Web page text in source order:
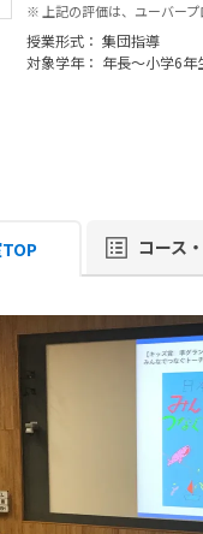
※ 上記の評価は、ユーバー
授業形式： 集団指導
対象学年： 年長～小学6年
コース